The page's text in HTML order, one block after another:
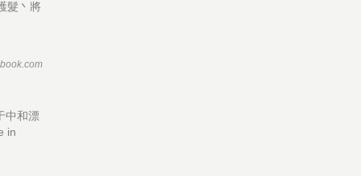
髮丶將
中和漂
in